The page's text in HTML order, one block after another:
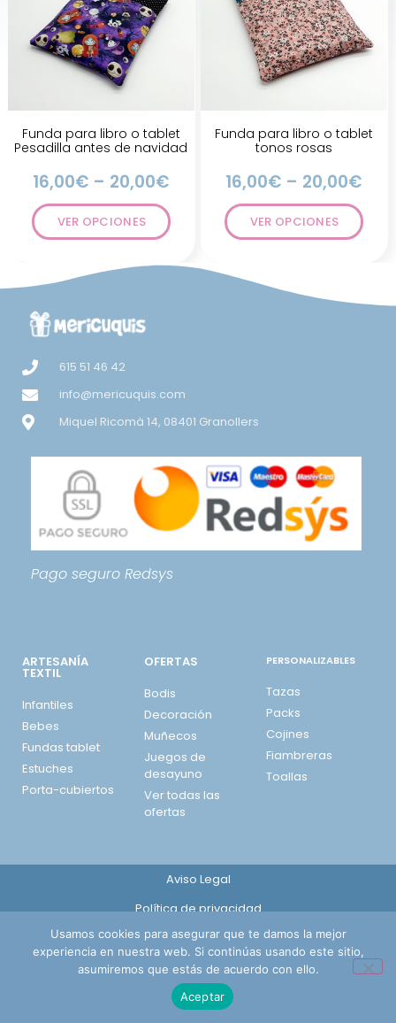
Funda para libro o tablet
Pesadilla antes de navidad
16,00€ – 20,00€
VER OPCIONES
Funda para libro o tablet
tonos rosas
16,00€ – 20,00€
VER OPCIONES
615 51 46 42
info@mericuquis.com
Miquel Ricomà 14, 08401 Granollers
Pago seguro Redsys
ARTESANÍA
TEXTIL
Infantiles
Bebes
Fundas tablet
Estuches
Porta-cubiertos
OFERTAS
Bodis
Decoración
Muñecos
Juegos de
desayuno
Ver todas las
ofertas
PERSONALIZABLES
Tazas
Packs
Cojines
Fiambreras
Toallas
Aviso Legal
Política de privacidad
Política de cookies
Envíos, cambios y devoluciones
Usamos cookies para asegurar que te damos la mejor
experiencia en nuestra web. Si continúas usando este sitio,
asumiremos que estás de acuerdo con ello.
Aceptar